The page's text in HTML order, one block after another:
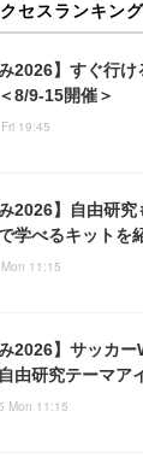
セスランキング
み2026】すぐ行
8/9-15開催＞
19:45
み2026】自由研
学べるキットを
11:15
み2026】サッカ
由研究テーマア
Mon 11:15